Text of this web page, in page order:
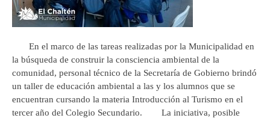
En el marco de las tareas realizadas por la Municipalidad en
la búsqueda de construir la consciencia ambiental de la
comunidad, personal técnico de la Secretaría de Gobierno brindó
un taller de educación ambiental a las y los alumnos que se
encuentran cursando la materia Introducción al Turismo en el
tercer año del Colegio Secundario. La iniciativa, posible